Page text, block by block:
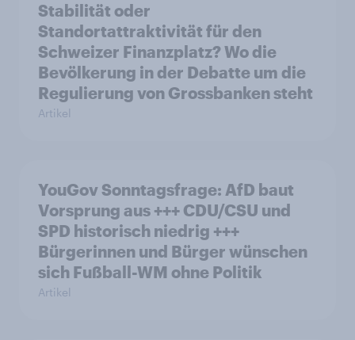
Stabilität oder
Standortattraktivität für den
Schweizer Finanzplatz? Wo die
Bevölkerung in der Debatte um die
Regulierung von Grossbanken steht
Artikel
YouGov Sonntagsfrage: AfD baut
Vorsprung aus +++ CDU/CSU und
SPD historisch niedrig +++
Bürgerinnen und Bürger wünschen
sich Fußball-WM ohne Politik
Artikel